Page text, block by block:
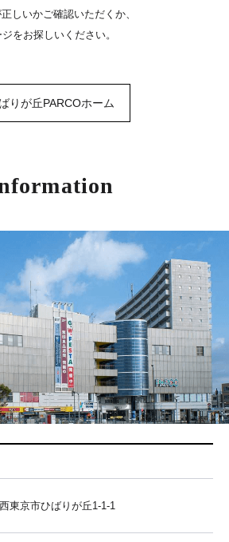
しいかご確認いただくか、
をお探しいください。
りが丘PARCOホーム
東京市ひばりが丘1-1-1